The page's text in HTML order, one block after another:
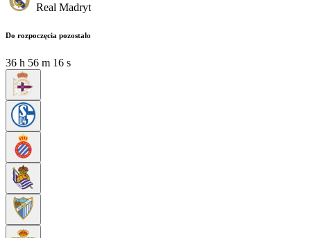
Real Madryt
Do rozpoczęcia pozostało
36 h 56 m 15 s